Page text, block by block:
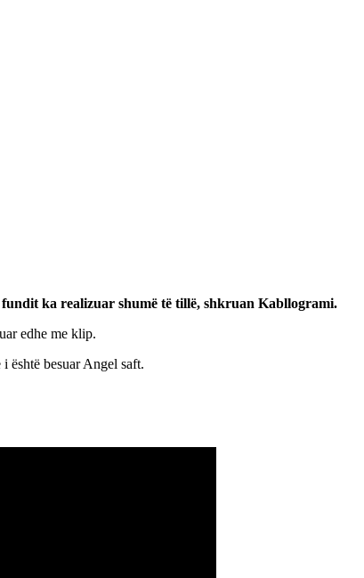
ka realizuar shumë të tillë, shkruan Kabllogrami.
edhe me klip.
është besuar Angel saft.